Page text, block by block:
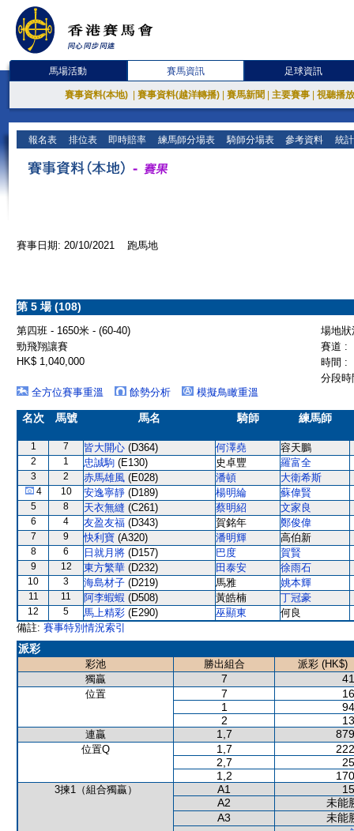
馬場活動 賽馬資訊 足球資訊
賽事資料(本地) 賽事資料(越洋轉播) 賽馬新聞 主要賽事 視聽播
報名表 排位表 即時賠率 練馬師分場表 騎師分場表 參考資料 統
賽事日期: 20/10/2021 跑馬地
第 5 場 (108)
第四班 - 1650米 - (60-40)
場地
勁飛翔讓賽
賽道 :
HK$ 1,040,000
時間 :
分段
全方位賽事重溫
餘勢分析 模擬鳥瞰重溫
名次 馬號 馬名 騎師 練馬師
1 7 皆大開心 (D364) 何澤堯 容天鵬
2 1 忠誠駒 (E130) 史卓豐 羅富全
3 2 赤馬雄風 (E028) 潘頓 大衛希斯
4 10 安逸寧靜 (D189) 楊明綸 蘇偉賢
5 8 天衣無縫 (C261) 蔡明紹 文家良
6 4 友盈友福 (D343) 賀銘年 鄭俊偉
7 9 快利寶 (A320) 潘明輝 高伯新
8 6 日就月將 (D157) 巴度 賀賢
9 12 東方繁華 (D232) 田泰安 徐雨石
10 3 海島材子 (D219) 馬雅 姚本輝
11 11 阿李蝦蝦 (D508) 黃皓楠 丁冠豪
12 5 馬上精彩 (E290) 巫顯東
何良
備註: 賽事特別情況索引
派彩
彩池 勝出組合
派彩 (HK$)
獨贏
7
位置 7
1
2
連贏 1,7
位置Q 1,7
2,7
1,2
3揀1（組合獨贏） A1
A2
未能
A3
未能